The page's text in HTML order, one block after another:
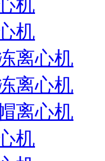
机
机
离心机
离心机
离心机
机